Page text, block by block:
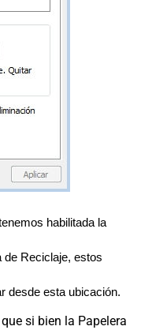
habilitada la
de Reciclaje, estos
desde esta ubicación.
si bien la Papelera